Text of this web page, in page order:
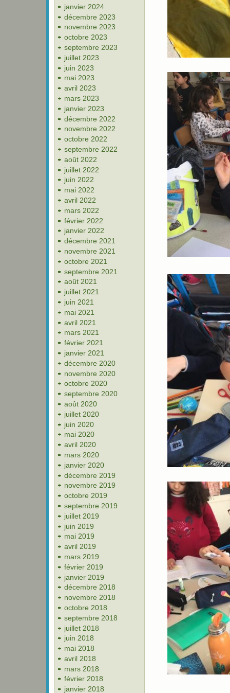
janvier 2024
décembre 2023
novembre 2023
octobre 2023
septembre 2023
juillet 2023
juin 2023
mai 2023
avril 2023
mars 2023
janvier 2023
décembre 2022
novembre 2022
octobre 2022
septembre 2022
août 2022
juillet 2022
juin 2022
mai 2022
avril 2022
mars 2022
février 2022
janvier 2022
décembre 2021
novembre 2021
octobre 2021
septembre 2021
août 2021
juillet 2021
juin 2021
mai 2021
avril 2021
mars 2021
février 2021
janvier 2021
décembre 2020
novembre 2020
octobre 2020
septembre 2020
août 2020
juillet 2020
juin 2020
mai 2020
avril 2020
mars 2020
janvier 2020
décembre 2019
novembre 2019
octobre 2019
septembre 2019
juillet 2019
juin 2019
mai 2019
avril 2019
mars 2019
février 2019
janvier 2019
décembre 2018
novembre 2018
octobre 2018
septembre 2018
juillet 2018
juin 2018
mai 2018
avril 2018
mars 2018
février 2018
janvier 2018